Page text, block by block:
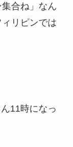
合ね」なん
リピンでは
11時になっ